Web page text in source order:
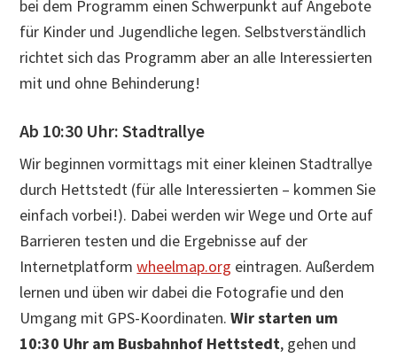
bei dem Programm einen Schwerpunkt auf Angebote
für Kinder und Jugendliche legen. Selbstverständlich
richtet sich das Programm aber an alle Interessierten
mit und ohne Behinderung!
Ab 10:30 Uhr: Stadtrallye
Wir beginnen vormittags mit einer kleinen Stadtrallye
durch Hettstedt (für alle Interessierten – kommen Sie
einfach vorbei!). Dabei werden wir Wege und Orte auf
Barrieren testen und die Ergebnisse auf der
Internetplatformwheelmap.org eintragen. Außerdem
lernen und üben wir dabei die Fotografie und den
Umgang mit GPS-Koordinaten.Wir starten um
10:30 Uhr am Busbahnhof Hettstedt, gehen und